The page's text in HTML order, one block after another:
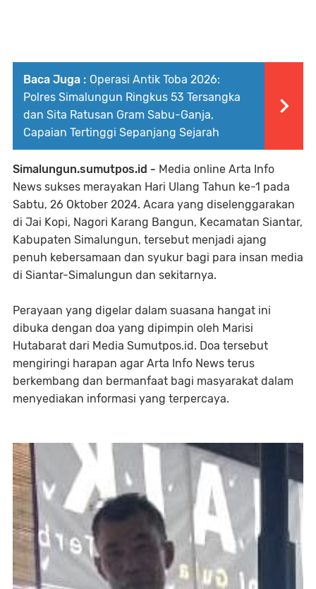
Baca Juga : Operasi Antik Toba 2026:
Polres Simalungun Ringkus 53 Tersangka
dan Sita Ratusan Gram Sabu-Ganja,
Capaian Tertinggi Sepanjang Sejarah
Simalungun.sumutpos.id - Media online Arta Info
News sukses merayakan Hari Ulang Tahun ke-1 pada
Sabtu, 26 Oktober 2024. Acara yang diselenggarakan
di Jai Kopi, Nagori Karang Bangun, Kecamatan Siantar,
Kabupaten Simalungun, tersebut menjadi ajang
penuh kebersamaan dan syukur bagi para insan media
di Siantar-Simalungun dan sekitarnya.
Perayaan yang digelar dalam suasana hangat ini
dibuka dengan doa yang dipimpin oleh Marisi
Hutabarat dari Media Sumutpos.id. Doa tersebut
mengiringi harapan agar Arta Info News terus
berkembang dan bermanfaat bagi masyarakat dalam
menyediakan informasi yang terpercaya.